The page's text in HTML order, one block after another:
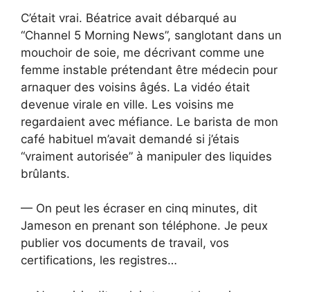
C’était vrai. Béatrice avait débarqué au
“Channel 5 Morning News”, sanglotant dans un
mouchoir de soie, me décrivant comme une
femme instable prétendant être médecin pour
arnaquer des voisins âgés. La vidéo était
devenue virale en ville. Les voisins me
regardaient avec méfiance. Le barista de mon
café habituel m’avait demandé si j’étais
“vraiment autorisée” à manipuler des liquides
brûlants.
— On peut les écraser en cinq minutes, dit
Jameson en prenant son téléphone. Je peux
publier vos documents de travail, vos
certifications, les registres…